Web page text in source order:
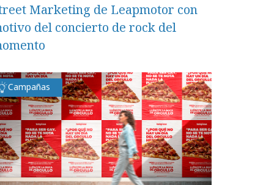
Marketing de Leapmotor con
del concierto de rock del
Campañas